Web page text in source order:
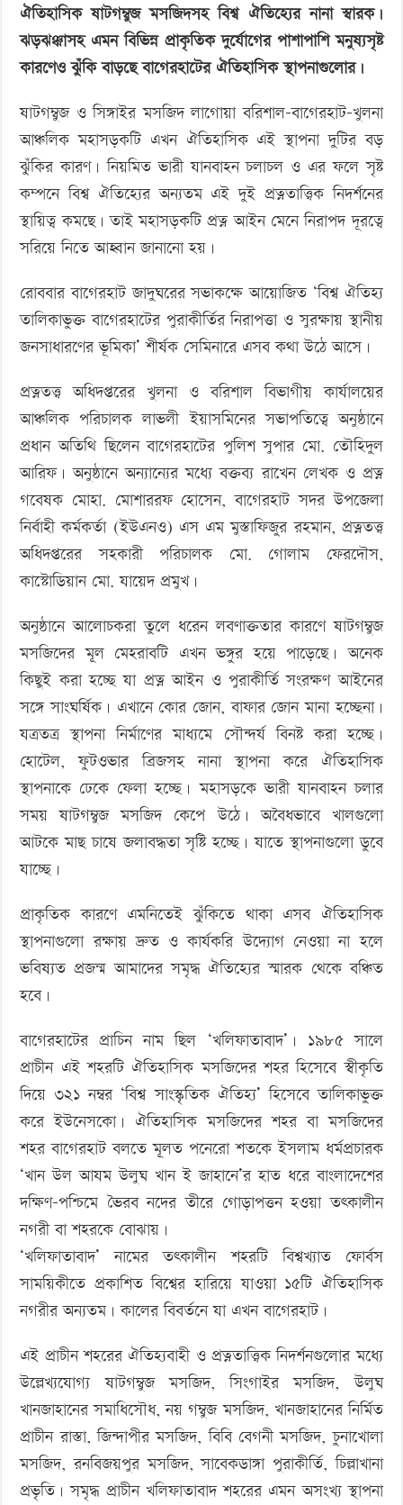
‘বড় নাশকতার জন্য’ অস্ত্র নিয়ে বাগেরহাটে ঢুকছিল তারা
বাড়ছে
ঐতিহ্য
ষাটগম্বুজ
মসজিদের
ঐতিহাসিক ষাটগম্বুজ মসজিদসহ বিশ্ব ঐতিহ্যের নানা স্বারক।
ঝড়ঝঞ্ঝাসহ এমন বিভিন্ন প্রাকৃতিক দুর্যোগের পাশাপাশি মনুষ্যসৃষ্ট
কারণেও ঝুঁকি বাড়ছে বাগেরহাটের ঐতিহাসিক স্থাপনাগুলোর।
ষাটগম্বুজ ও সিঙ্গাইর মসজিদ লাগোয়া বরিশাল-বাগেরহাট-খুলনা
আঞ্চলিক মহাসড়কটি এখন ঐতিহাসিক এই স্থাপনা দুটির বড়
ঝুঁকির কারণ। নিয়মিত ভারী যানবাহন চলাচল ও এর ফলে সৃষ্ট
কম্পনে বিশ্ব ঐতিহ্যের অন্যতম এই দুই প্রত্নতাত্ত্বিক নিদর্শনের
স্থায়িত্ব কমছে। তাই মহাসড়কটি প্রত্ন আইন মেনে নিরাপদ দূরত্বে
সরিয়ে নিতে আহ্বান জানানো হয়।
রোববার বাগেরহাট জাদুঘরের সভাকক্ষে আয়োজিত ‘বিশ্ব ঐতিহ্য
তালিকাভুক্ত বাগেরহাটের পুরাকীর্তির নিরাপত্তা ও সুরক্ষায় স্থানীয়
জনসাধারণের ভূমিকা’ শীর্ষক সেমিনারে এসব কথা উঠে আসে।
প্রত্নতত্ত্ব অধিদপ্তরের খুলনা ও বরিশাল বিভাগীয় কার্যালয়ের
আঞ্চলিক পরিচালক লাভলী ইয়াসমিনের সভাপতিত্বে অনুষ্ঠানে
প্রধান অতিথি ছিলেন বাগেরহাটের পুলিশ সুপার মো. তৌহিদুল
আরিফ। অনুষ্ঠানে অন্যান্যের মধ্যে বক্তব্য রাখেন লেখক ও প্রত্ন
গবেষক মোহা. মোশাররফ হোসেন, বাগেরহাট সদর উপজেলা
নির্বাহী কর্মকর্তা (ইউএনও) এস এম মুস্তাফিজুর রহমান, প্রত্নতত্ত্ব
অধিদপ্তরের সহকারী পরিচালক মো. গোলাম ফেরদৌস,
কাস্টোডিয়ান মো. যায়েদ প্রমুখ।
অনুষ্ঠানে আলোচকরা তুলে ধরেন লবণাক্ততার কারণে ষাটগম্বুজ
মসজিদের মূল মেহরাবটি এখন ভঙ্গুর হয়ে পাড়েছে। অনেক
কিছুই করা হচ্ছে যা প্রত্ন আইন ও পুরাকীর্তি সংরক্ষণ আইনের
সঙ্গে সাংঘর্ষিক। এখানে কোর জোন, বাফার জোন মানা হচ্ছেনা।
যত্রতত্র স্থাপনা নির্মাণের মাধ্যমে সৌন্দর্য বিনষ্ট করা হচ্ছে।
হোটেল, ফুটওভার ব্রিজসহ নানা স্থাপনা করে ঐতিহাসিক
স্থাপনাকে ঢেকে ফেলা হচ্ছে। মহাসড়কে ভারী যানবাহন চলার
সময় ষাটগম্বুজ মসজিদ কেপে উঠে। অবৈধভাবে খালগুলো
আটকে মাছ চাষে জলাবদ্ধতা সৃষ্টি হচ্ছে। যাতে স্থাপনাগুলো ডুবে
যাচ্ছে।
প্রাকৃতিক কারণে এমনিতেই ঝুঁকিতে থাকা এসব ঐতিহাসিক
স্থাপনাগুলো রক্ষায় দ্রুত ও কার্যকরি উদ্যোগ নেওয়া না হলে
ভবিষ্যত প্রজন্ম আমাদের সমৃদ্ধ ঐতিহ্যের স্মারক থেকে বঞ্চিত
হবে।
বাগেরহাটের প্রাচিন নাম ছিল ‘খলিফাতাবাদ’। ১৯৮৫ সালে
প্রাচীন এই শহরটি ঐতিহাসিক মসজিদের শহর হিসেবে স্বীকৃতি
দিয়ে ৩২১ নম্বর ‘বিশ্ব সাংস্কৃতিক ঐতিহ্য’ হিসেবে তালিকাভুক্ত
করে ইউনেসকো। ঐতিহাসিক মসজিদের শহর বা মসজিদের
শহর বাগেরহাট বলতে মূলত পনেরো শতকে ইসলাম ধর্মপ্রচারক
‘খান উল আযম উলুঘ খান ই জাহানে’র হাত ধরে বাংলাদেশের
দক্ষিণ-পশ্চিমে ভৈরব নদের তীরে গোড়াপত্তন হওয়া তৎকালীন
নগরী বা শহরকে বোঝায়।
‘খলিফাতাবাদ’ নামের তৎকালীন শহরটি বিশ্বখ্যাত ফোর্বস
সাময়িকীতে প্রকাশিত বিশ্বের হারিয়ে যাওয়া ১৫টি ঐতিহাসিক
নগরীর অন্যতম। কালের বিবর্তনে যা এখন বাগেরহাট।
এই প্রাচীন শহরের ঐতিহ্যবাহী ও প্রত্নতাত্ত্বিক নিদর্শনগুলোর মধ্যে
উল্লেখ্যযোগ্য ষাটগম্বুজ মসজিদ, সিংগাইর মসজিদ, উলুঘ
খানজাহানের সমাধিসৌধ, নয় গম্বুজ মসজিদ, খানজাহানের নির্মিত
প্রাচীন রাস্তা, জিন্দাপীর মসজিদ, বিবি বেগনী মসজিদ, চুনাখোলা
মসজিদ, রনবিজয়পুর মসজিদ, সাবেকডাঙ্গা পুরাকীর্তি, চিল্লাখানা
প্রভৃতি। সমৃদ্ধ প্রাচীন খলিফাতাবাদ শহরের এমন অসংখ্য স্থাপনা